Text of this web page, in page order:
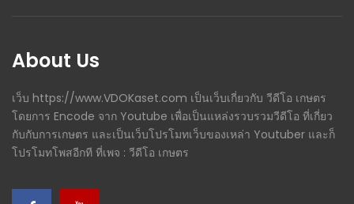
About Us
เว็บ https://www.VDOKaset.com เป็นเว็บเกี่ยวกับ วีดีโอ เกษตร
โดยการ Encode จาก Youtube เพื่อเป็นแหล่งรวบรวมวีดีโอ ที่เกี่ยว
กับกับการเกษตร และเป็นเว็บโปรโมทเว็บของเหล่า Youtuber และก็
โปรโมทโพสอีกที ที่เพจ : วีดีโอ เกษตร